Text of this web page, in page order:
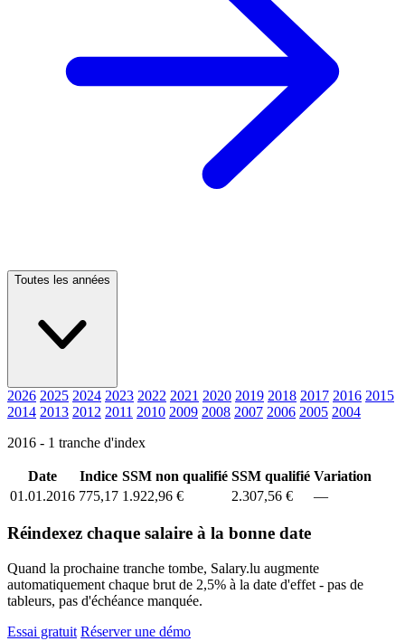
Toutes les années
2026 2025 2024 2023 2022 2021 2020 2019 2018 2017 2016 2015
2014 2013 2012 2011 2010 2009 2008 2007 2006 2005 2004
2016 - 1 tranche d'index
Date Indice SSM non qualifié SSM qualifié Variation
01.01.2016 775,17 1.922,96 € 2.307,56 € —
Réindexez chaque salaire à la bonne date
Quand la prochaine tranche tombe, Salary.lu augmente
automatiquement chaque brut de 2,5% à la date d'effet - pas de
tableurs, pas d'échéance manquée.
Essai gratuit Réserver une démo